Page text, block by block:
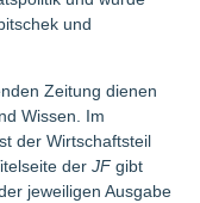
und
Zeitung dienen
Wissen. Im
der Wirtschaftsteil
der JF gibt
jeweiligen Ausgabe